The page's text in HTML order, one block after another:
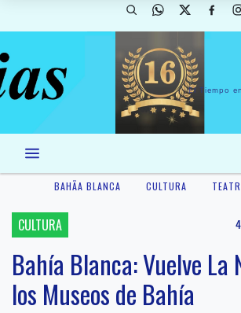
El Tiempo
BAHÃ­A BLANCA CULTURA
CULTURA
Bahía Blanca: Vuelve La
los Museos de Bahía